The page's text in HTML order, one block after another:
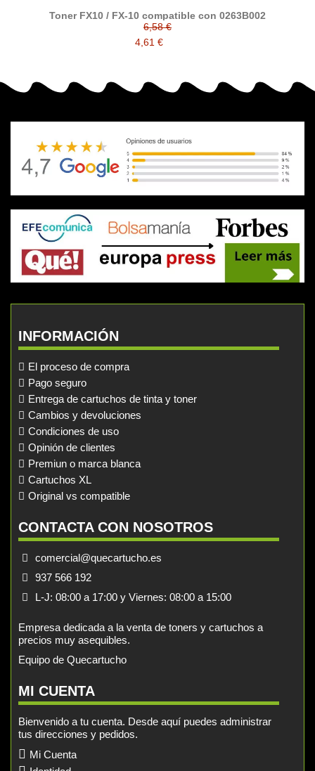
Toner FX10 / FX-10 compatible con 0263B002
6,58 €
4,61 €
INFORMACIÓN
El proceso de compra
Pago seguro
Entrega de cartuchos de tinta y toner
Cambios y devoluciones
Condiciones de uso
Opinión de clientes
Premiun o marca blanca
Cartuchos XL
Original vs compatible
CONTACTA CON NOSOTROS
comercial@quecartucho.es
937 566 192
L-J: 08:00 a 17:00 y Viernes: 08:00 a 15:00
Empresa dedicada a la venta de toners y cartuchos a
precios muy asequibles.
Equipo de Quecartucho
MI CUENTA
Bienvenido a tu cuenta. Desde aquí puedes administrar
tus direcciones y pedidos.
Mi Cuenta